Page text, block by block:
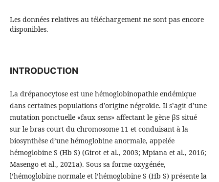
Les données relatives au téléchargement ne sont pas encore
disponibles.
INTRODUCTION
La drépanocytose est une hémoglobinopathie endémique
dans certaines populations d’origine négroïde. Il s’agit d’une
mutation ponctuelle «faux sens» affectant le gène βS situé
sur le bras court du chromosome 11 et conduisant à la
biosynthèse d’une hémoglobine anormale, appelée
hémoglobine S (Hb S) (Girot et al., 2003; Mpiana et al., 2016;
Masengo et al., 2021a). Sous sa forme oxygénée,
l’hémoglobine normale et l’hémoglobine S (Hb S) présente la